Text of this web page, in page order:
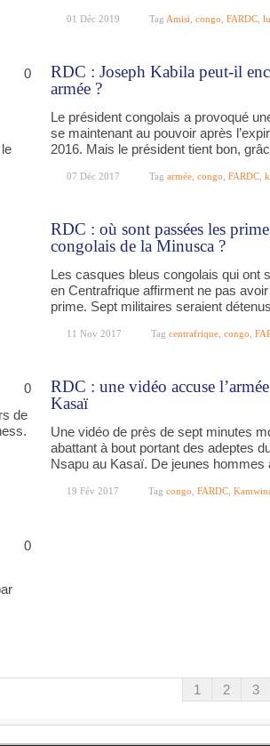
01 Déc 2019 Tag Amisi congo FARDC
0
RDC : Joseph Kabila peut-il
armée ?
Le président congolais a provoqué
se maintenant au pouvoir après
2016. Mais le président tient bon,
07 Déc 2017 Tag armée congo FARDC
RDC : où sont passées les
congolais de la Minusca ?
Les casques bleus congolais qui ont
en Centrafrique affirment ne pas
prime. Sept militaires seraient
11 Nov 2017 Tag centrafrique congo
0
de
RDC : une vidéo accuse
Kasaï
Une vidéo de près de sept minutes
abattant à bout portant des adeptes
Nsapu au Kasaï. De jeunes hommes
19 Fév 2017 Tag congo FARDC
0
1 2 3